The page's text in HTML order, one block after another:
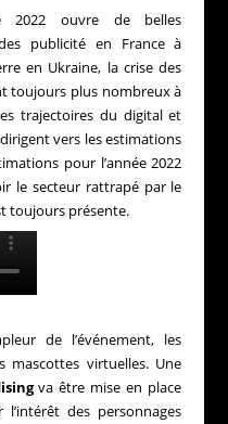
2022 ouvre de belles
publicité en France à
en Ukraine, la crise des
toujours plus nombreux à
trajectoires du digital et
vers les estimations
pour l’année 2022
le secteur rattrapé par le
toujours présente.
de l’événement, les
mascottes virtuelles. Une
va être mise en place
des personnages